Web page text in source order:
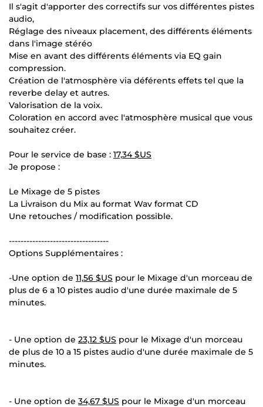
Il s'agit d'apporter des correctifs sur vos différentes pistes
audio,
Réglage des niveaux placement, des différents éléments
dans l'image stéréo
Mise en avant des différents éléments via EQ gain
compression.
Création de l'atmosphère via déférents effets tel que la
reverbe delay et autres.
Valorisation de la voix.
Coloration en accord avec l'atmosphère musical que vous
souhaitez créer.
Pour le service de base : 17,34 $US
Je propose :
Le Mixage de 5 pistes
La Livraison du Mix au format Wav format CD
Une retouches / modification possible.
----------------------------------
Options Supplémentaires :
-Une option de 11,56 $US pour le Mixage d'un morceau de
plus de 6 a 10 pistes audio d'une durée maximale de 5
minutes.
- Une option de 23,12 $US pour le Mixage d'un morceau
de plus de 10 a 15 pistes audio d'une durée maximale de 5
minutes.
- Une option de 34,67 $US pour le Mixage d'un morceau